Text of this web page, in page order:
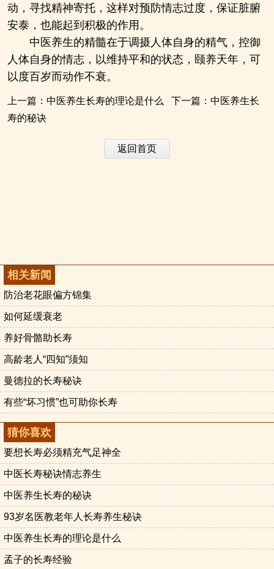
动，寻找精神寄托，这样对预防情志过度，保证脏腑
安泰，也能起到积极的作用。
中医养生的精髓在于调摄人体自身的精气，控御
人体自身的情志，以维持平和的状态，颐养天年，可
以度百岁而动作不衰。
上一篇： 中医养生长寿的理论是什么 下一篇： 中医养生长
寿的秘诀
返回首页
相关新闻
防治老花眼偏方锦集
如何延缓衰老
养好骨骼助长寿
高龄老人“四知”须知
曼德拉的长寿秘诀
有些“坏习惯”也可助你长寿
猜你喜欢
要想长寿必须精充气足神全
中医长寿秘诀情志养生
中医养生长寿的秘诀
93岁名医教老年人长寿养生秘诀
中医养生长寿的理论是什么
孟子的长寿经验